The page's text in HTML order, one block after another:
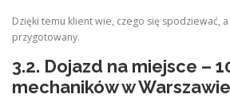
Dzięki temu klient wie, czego się spodziewać,
przygotowany.
3.2. Dojazd na miejsce –
mechaników w Warszawie